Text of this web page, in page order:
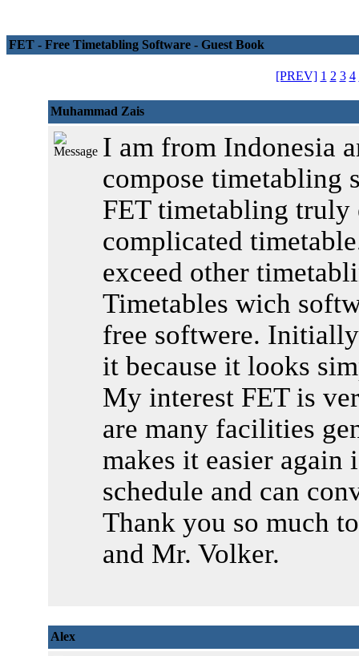
FET - Free Timetabling Software - Guest Book
[PREV] 1 2 3 4
Muhammad Zais
I am from Indonesia
compose timetabling
FET timetabling truly
complicated
exceed other
Timetables wich
free softwere.
it because it looks
My interest FET is
are many facilities
makes it easier again
schedule and can
Thank you so much
and Mr. Volker.
Alex